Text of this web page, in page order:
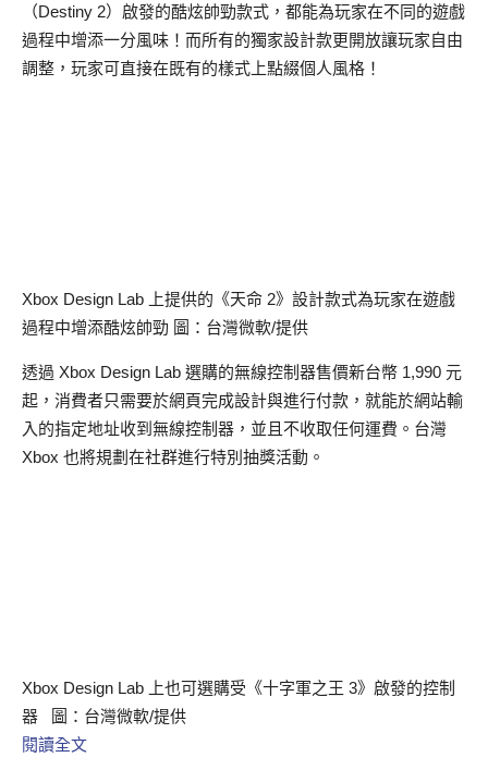
（Destiny 2）啟發的酷炫帥勁款式，都能為玩家在不同的遊戲
過程中增添一分風味！而所有的獨家設計款更開放讓玩家自由
調整，玩家可直接在既有的樣式上點綴個人風格！
Xbox Design Lab 上提供的《天命 2》設計款式為玩家在遊戲
過程中增添酷炫帥勁 圖：台灣微軟/提供
透過 Xbox Design Lab 選購的無線控制器售價新台幣 1,990 元
起，消費者只需要於網頁完成設計與進行付款，就能於網站輸
入的指定地址收到無線控制器，並且不收取任何運費。台灣
Xbox 也將規劃在社群進行特別抽獎活動。
Xbox Design Lab 上也可選購受《十字軍之王 3》啟發的控制
器 圖：台灣微軟/提供
閱讀全文